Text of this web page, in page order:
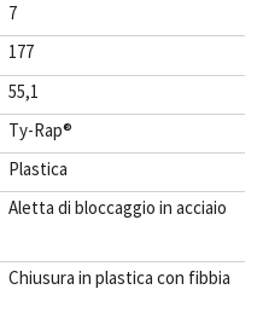
7
177
55,1
Ty-Rap®
Plastica
Aletta di bloccaggio in acciaio
Chiusura in plastica con fibbia